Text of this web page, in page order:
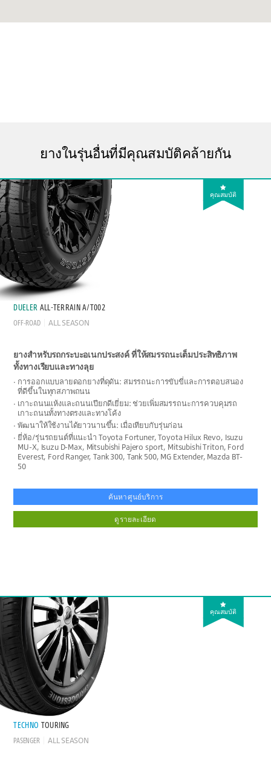
ยางในรุ่นอื่นที่มีคุณสมบัติคล้ายกัน
คุณสมบัติ
DUELER ALL-TERRAIN A/T002
OFF-ROAD ALL SEASON
ยางสำหรับรถกระบะอเนกประสงค์ ที่ให้สมรรถนะเต็มประสิทธิภาพ
ทั้งทางเรียบและทางลุย
การออกแบบลายดอกยางที่ดุดัน: สมรรถนะการขับขี่และการตอบสนอง
ที่ดีขึ้นในทุกสภาพถนน
เกาะถนนแห้งและถนนเปียกดีเยี่ยม: ช่วยเพิ่มสมรรถนะการควบคุมรถ
เกาะถนนทั้งทางตรงและทางโค้ง
พัฒนาให้ใช้งานได้ยาวนานขึ้น: เมื่อเทียบกับรุ่นก่อน
ยี่ห้อ/รุ่นรถยนต์ที่แนะนำ Toyota Fortuner, Toyota Hilux Revo, Isuzu
MU-X, Isuzu D-Max, Mitsubishi Pajero sport, Mitsubishi Triton, Ford
Everest, Ford Ranger, Tank 300, Tank 500, MG Extender, Mazda BT-
50
ค้นหาศูนย์บริการ
ดูรายละเอียด
คุณสมบัติ
TECHNO TOURING
PASENGER ALL SEASON